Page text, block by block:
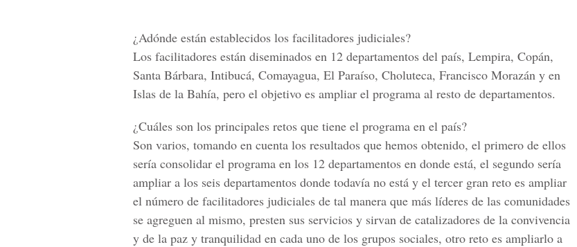
¿Adónde están establecidos los facilitadores judiciales?
Los facilitadores están diseminados en 12 departamentos del país, Lempira, Copán,
Santa Bárbara, Intibucá, Comayagua, El Paraíso, Choluteca, Francisco Morazán y en
Islas de la Bahía, pero el objetivo es ampliar el programa al resto de departamentos.
¿Cuáles son los principales retos que tiene el programa en el país?
Son varios, tomando en cuenta los resultados que hemos obtenido, el primero de ellos
sería consolidar el programa en los 12 departamentos en donde está, el segundo sería
ampliar a los seis departamentos donde todavía no está y el tercer gran reto es ampliar
el número de facilitadores judiciales de tal manera que más líderes de las comunidades
se agreguen al mismo, presten sus servicios y sirvan de catalizadores de la convivencia
y de la paz y tranquilidad en cada uno de los grupos sociales, otro reto es ampliarlo a